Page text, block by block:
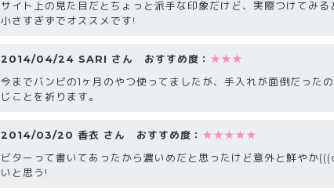
サイト上の見た目だとちょっと派手な印象だけど、実際つけてみ
小さすぎずでオススメです!
2014/04/24 SARI さん おすすめ度： ★★★
今までバンビの1ヶ月のやつ使ってましたが、手入れが面倒だった
じことを祈ります。
2014/03/20 香衣 さん おすすめ度： ★★★★★
ビターって書いてあったから濃いめだと思ったけど意外と鮮やか
いと思う!